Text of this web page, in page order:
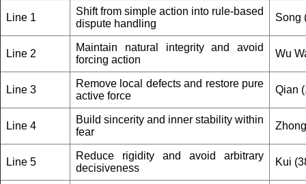
Line 1
Shift from simple action into rule-based
dispute handling
Song
Line 2
Maintain natural integrity and avoid
forcing action
Wu
Line 3
Remove local defects and restore pure
active force
Qian
Line 4
Build sincerity and inner stability within
fear
Line 5
Reduce rigidity and avoid arbitrary
decisiveness
Kui